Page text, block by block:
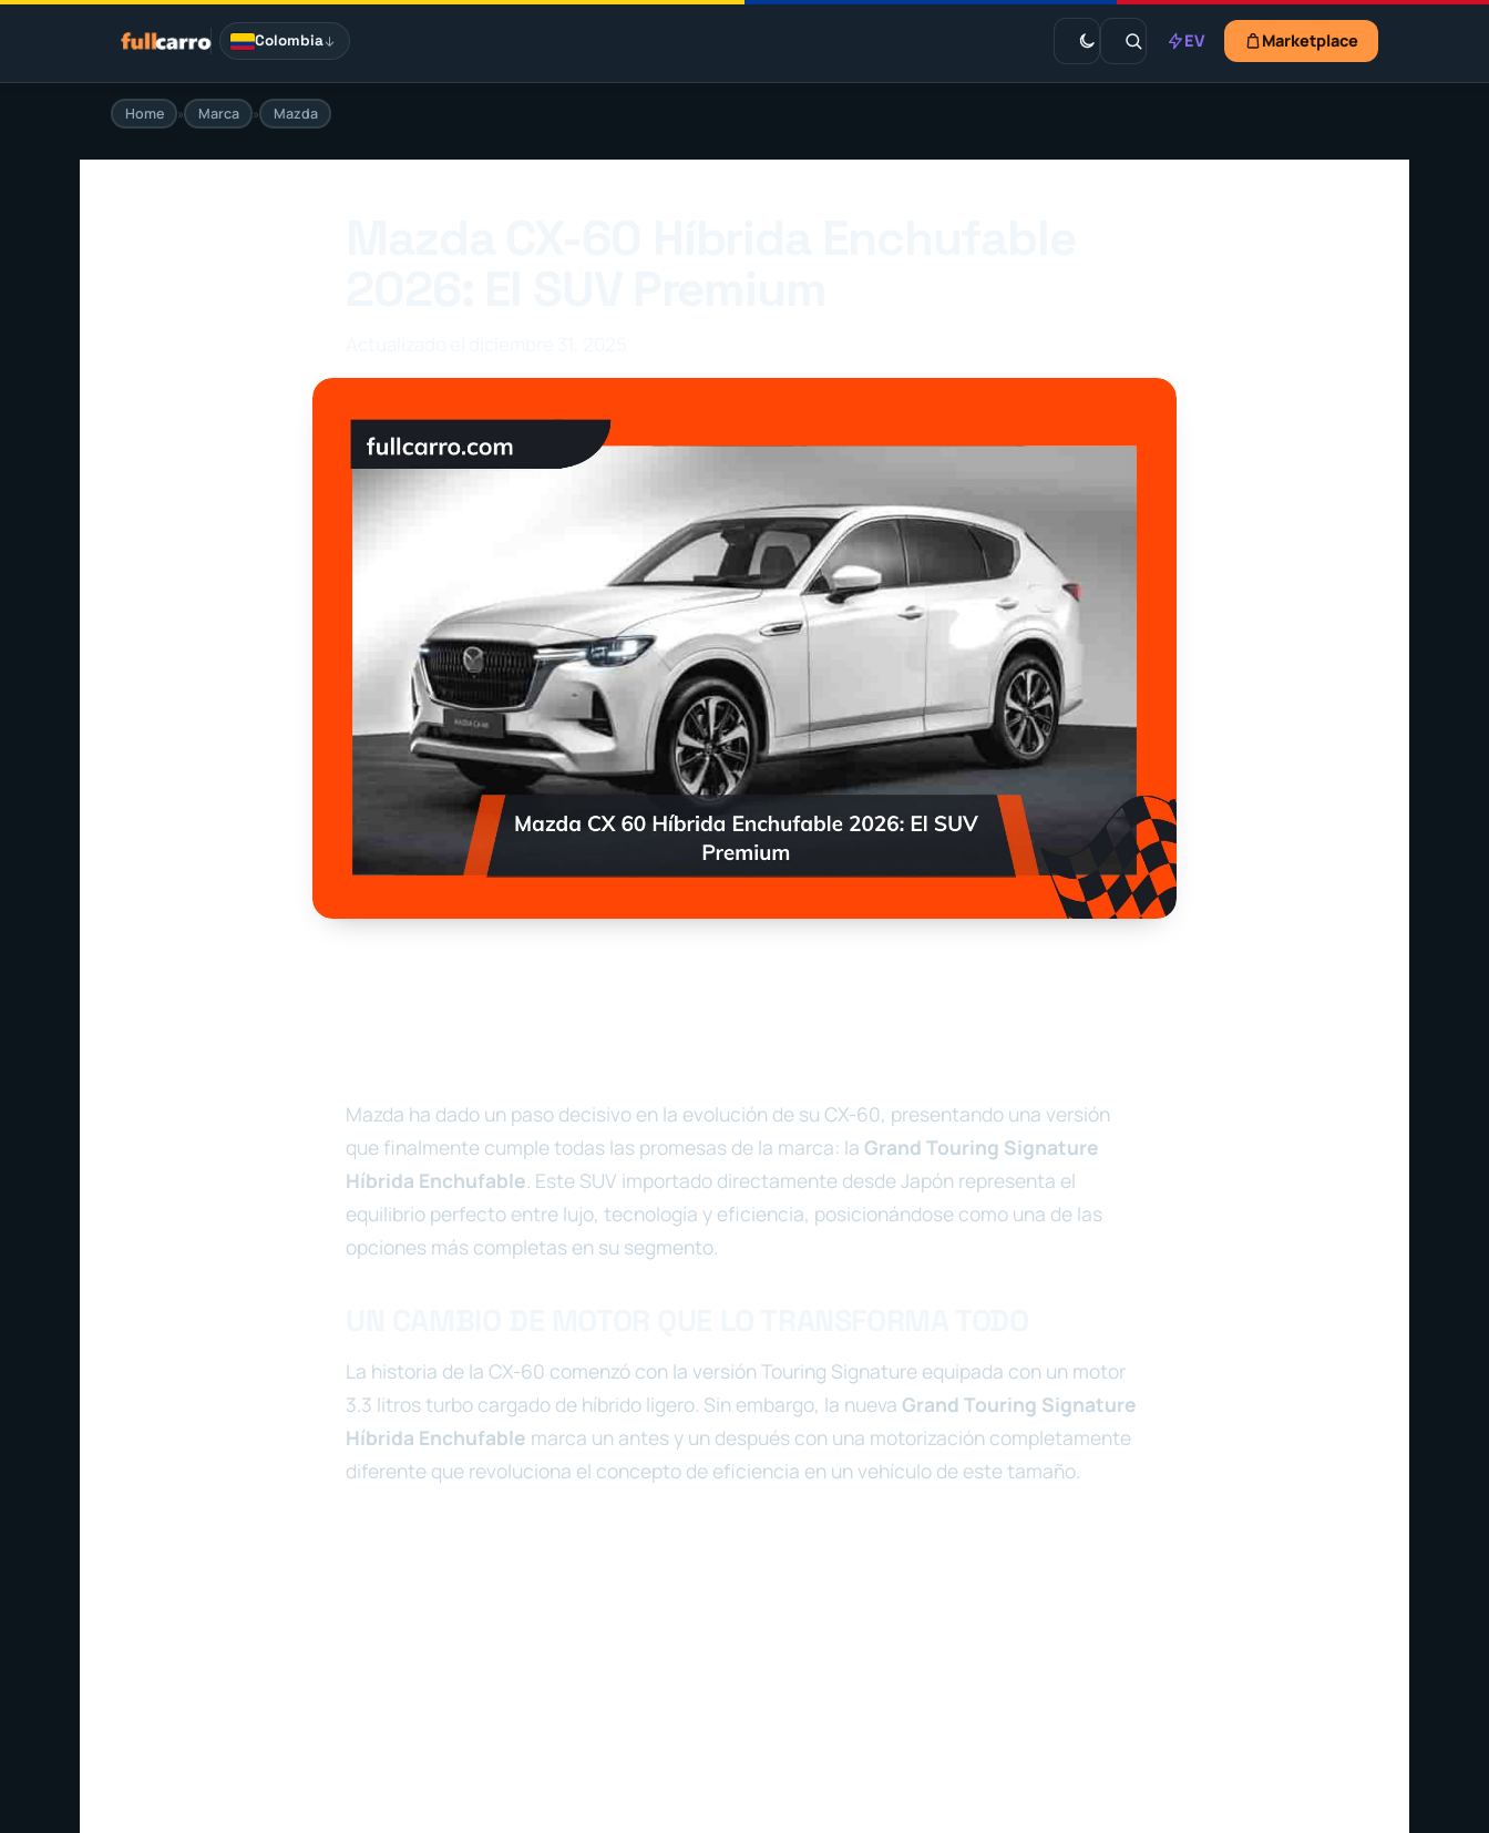
Saltar
Colombia EV Marketplace
Home » Marca » Mazda
Mazda ha dado un paso decisivo en la evolución de su CX-60, presentando una versión
que finalmente cumple todas las promesas de la marca: la Grand Touring Signature
Híbrida Enchufable. Este SUV importado directamente desde Japón representa el
equilibrio perfecto entre lujo, tecnología y eficiencia, posicionándose como una de las
opciones más completas en su segmento.
La historia de la CX-60 comenzó con la versión Touring Signature equipada con un motor
3.3 litros turbo cargado de híbrido ligero. Sin embargo, la nueva Grand Touring Signature
Híbrida Enchufable marca un antes y un después con una motorización completamente
diferente que revoluciona el concepto de eficiencia en un vehículo de este tamaño.